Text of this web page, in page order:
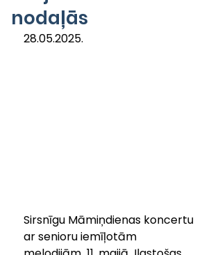
nodaļās
28.05.2025.
Sirsnīgu Māmiņdienas koncertu
ar senioru iemīļotām